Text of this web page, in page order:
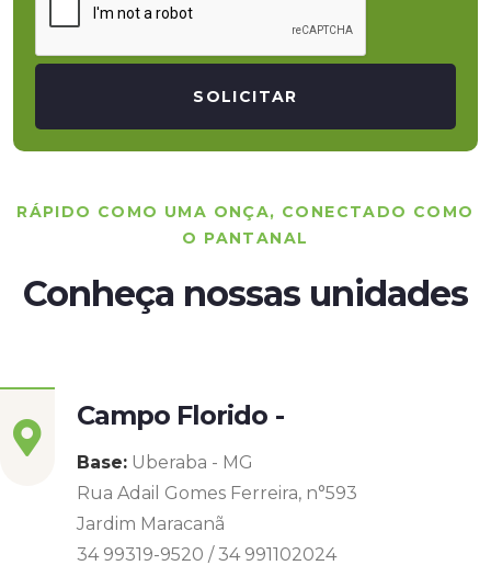
SOLICITAR
RÁPIDO COMO UMA ONÇA, CONECTADO COMO
O PANTANAL
Conheça nossas unidades
Campo Florido -
Base: Uberaba - MG
Rua Adail Gomes Ferreira, n°593
Jardim Maracanã
34 99319-9520 / 34 991102024